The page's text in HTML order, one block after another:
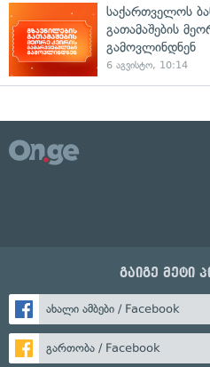
საქართველოს
გათამაშების
გამოვლინდნენ
6 აგვისტო, 10:14
გაიგე მეტი
ახალი ამბები / Facebook
გართობა / Facebook